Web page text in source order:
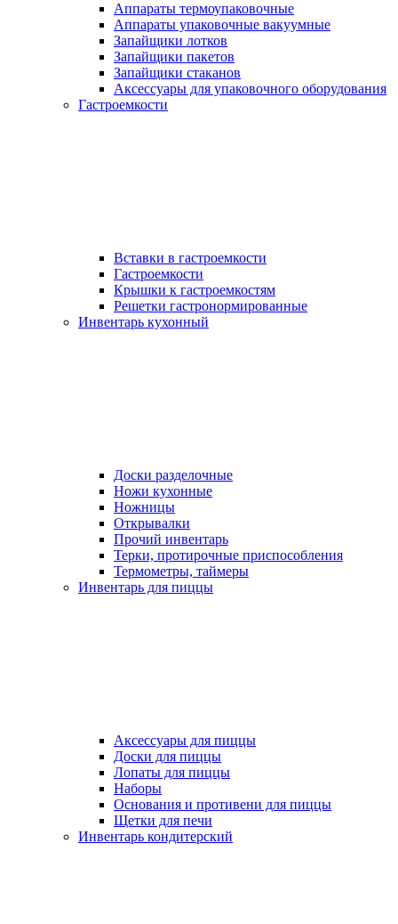
Аппараты термоупаковочные
Аппараты упаковочные вакуумные
Запайщики лотков
Запайщики пакетов
Запайщики стаканов
Аксессуары для упаковочного оборудования
Гастроемкости
Вставки в гастроемкости
Гастроемкости
Крышки к гастроемкостям
Решетки гастронормированные
Инвентарь кухонный
Доски разделочные
Ножи кухонные
Ножницы
Открывалки
Прочий инвентарь
Терки, протирочные приспособления
Термометры, таймеры
Инвентарь для пиццы
Аксессуары для пиццы
Доски для пиццы
Лопаты для пиццы
Наборы
Основания и противени для пиццы
Щетки для печи
Инвентарь кондитерский